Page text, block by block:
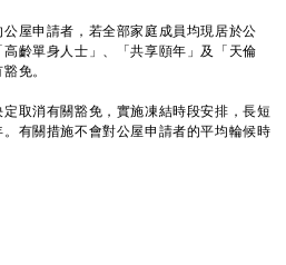
申請者，若全部家庭成員均現居於公
齡單身人士」、「共享頤年」及「天倫
免。
消有關豁免，實施凍結時段安排，長短
有關措施不會對公屋申請者的平均輪候時